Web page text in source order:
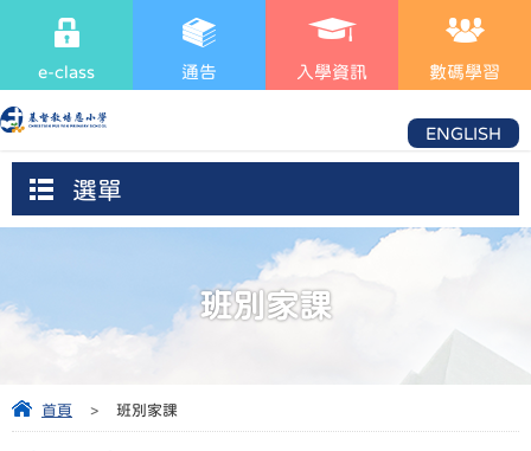
e-class 通告 入學資訊 數碼學習
ENGLISH
選單
班別家課
首頁 > 班別家課